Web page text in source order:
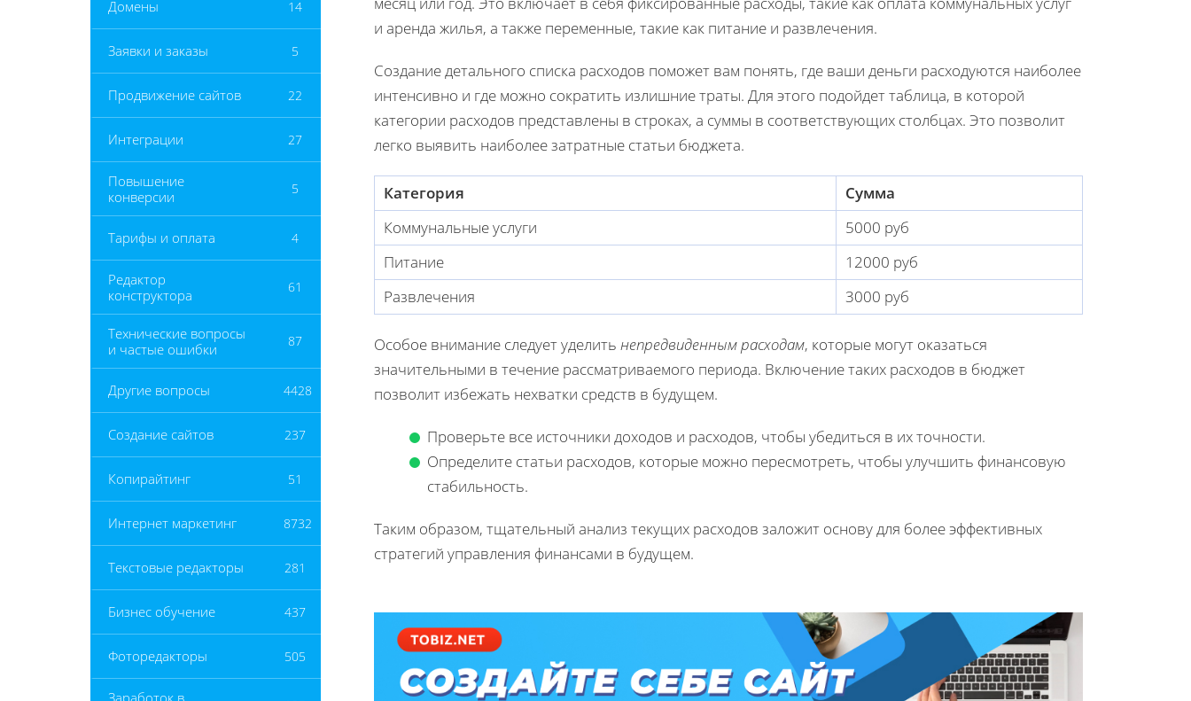
Домены 14
Заявки и заказы 5
Продвижение сайтов 22
Интеграции 27
Повышение
конверсии
5
Тарифы и оплата 4
Редактор
конструктора
61
Технические вопросы
и частые ошибки
87
Другие вопросы 4428
Создание сайтов 237
Копирайтинг 51
Интернет маркетинг 8732
Текстовые редакторы 281
Бизнес обучение 437
Фоторедакторы 505
Заработок в
и аренда жилья, а также переменные, такие как питание и развлечения.
Создание детального списка расходов поможет вам понять, где ваши деньги расходуются наиболее
интенсивно и где можно сократить излишние траты. Для этого подойдет таблица, в которой
категории расходов представлены в строках, а суммы в соответствующих столбцах. Это позволит
легко выявить наиболее затратные статьи бюджета.
Категория
Сумма
Коммунальные услуги
5000 руб
Питание
12000 руб
Развлечения
3000 руб
Особое внимание следует уделить непредвиденным расходам, которые могут оказаться
значительными в течение рассматриваемого периода. Включение таких расходов в бюджет
позволит избежать нехватки средств в будущем.
Проверьте все источники доходов и расходов, чтобы убедиться в их точности.
Определите статьи расходов, которые можно пересмотреть, чтобы улучшить финансовую
стабильность.
Таким образом, тщательный анализ текущих расходов заложит основу для более эффективных
стратегий управления финансами в будущем.